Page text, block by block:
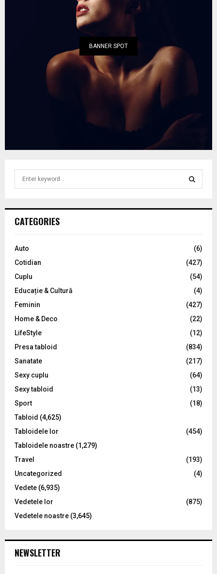
BANNER SPOT
h
o
:
C
CATEGORIES
Auto
(6)
Cotidian
(427)
Cuplu
(54)
Educație & Cultură
(4)
Feminin
(427)
Home & Deco
(22)
LifeStyle
(12)
Presa tabloid
(834)
Sanatate
(217)
Sexy cuplu
(64)
Sexy tabloid
(13)
Sport
(18)
Tabloid (4,625)
Tabloidele lor
(454)
Tabloidele noastre (1,279)
Travel
(193)
Uncategorized
(4)
Vedete (6,935)
Vedetele lor
(875)
Vedetele noastre (3,645)
NEWSLETTER